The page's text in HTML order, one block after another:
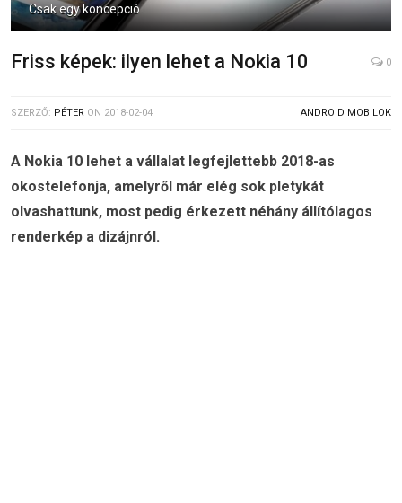
Csak egy koncepció
Friss képek: ilyen lehet a Nokia 10 0
SZERZŐ: PÉTER ON 2018-02-04 ANDROID MOBILOK
A Nokia 10 lehet a vállalat legfejlettebb 2018-as
okostelefonja, amelyről már elég sok pletykát
olvashattunk, most pedig érkezett néhány állítólagos
renderkép a dizájnról.